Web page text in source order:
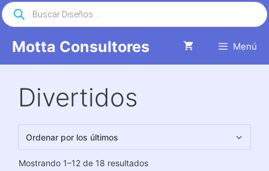
Saltar
al
Motta Consultores Menú
Búsqueda
de
productos
Divertidos
Mostrando 1–12 de 18 resultadosOrdenado